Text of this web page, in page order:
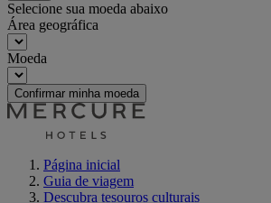
Selecione sua moeda abaixo
Área geográfica
Moeda
Confirmar minha moeda
Página inicial
Guia de viagem
Descubra tesouros culturais